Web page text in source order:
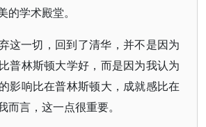
的学术殿堂。
这一切，回到了清华，并不是因为
普林斯顿大学好，而是因为我认为
影响比在普林斯顿大，成就感比在
而言，这一点很重要。